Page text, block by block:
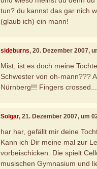
tun? du kannst das gar nich
(glaub ich) ein mann!
sideburns, 20. Dezember 2007,
Mist, ist es doch meine
Schwester von oh-mann???
Nürnberg!!! Fingers
Solgar, 21. Dezember 2007, um
har har, gefällt mir deine
Kann ich Dir meine mal zur
vorbeischicken. Die spielt
musischen Gymnasium und